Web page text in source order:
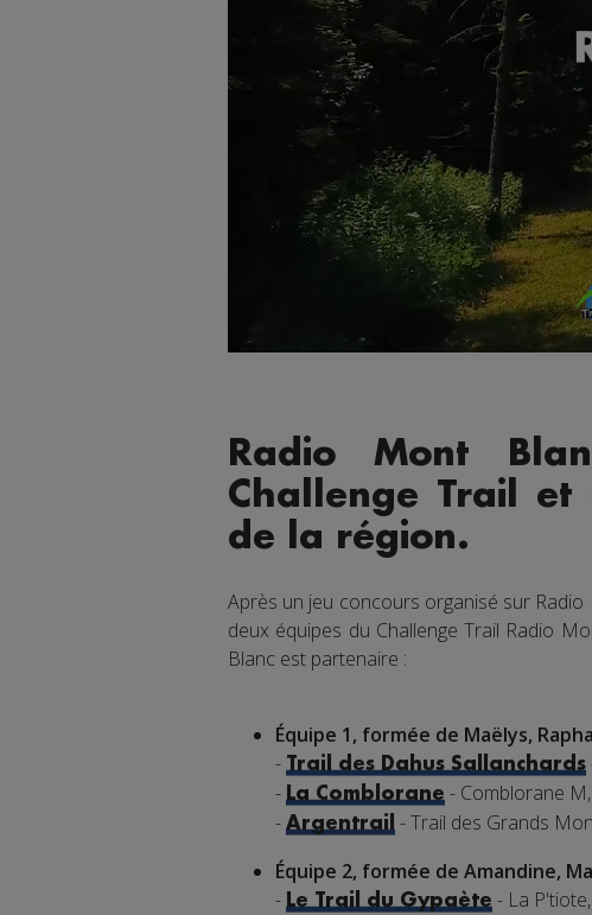
Radio Mont
Challenge Trail
de la région.
Après un jeu concours organisé sur
deux équipes du Challenge Trail Radio
Blanc est partenaire :
Équipe 1, formée de Maëlys,
- Trail des Dahus Sallanchards
- La Comblorane - Comblorane
- Argentrail
- Trail des Grands
Équipe 2, formée de Amandine,
- Le Trail du Gypaète - La